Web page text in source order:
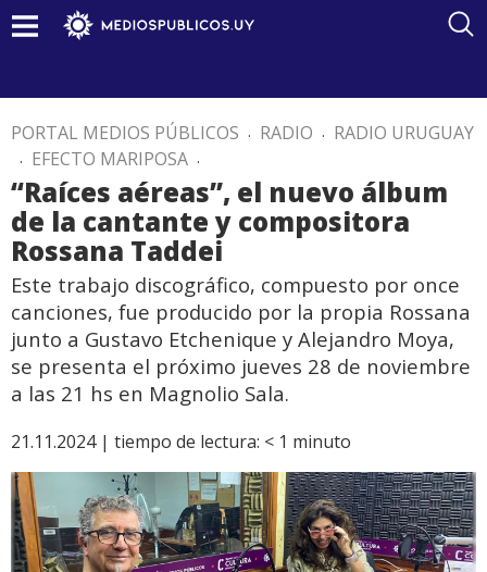
PORTAL MEDIOS PÚBLICOS . RADIO . RADIO URUGUAY
. EFECTO MARIPOSA .
“Raíces aéreas”, el nuevo álbum
de la cantante y compositora
Rossana Taddei
Este trabajo discográfico, compuesto por once
canciones, fue producido por la propia Rossana
junto a Gustavo Etchenique y Alejandro Moya,
se presenta el próximo jueves 28 de noviembre
a las 21 hs en Magnolio Sala.
21.11.2024 | tiempo de lectura: < 1 minuto